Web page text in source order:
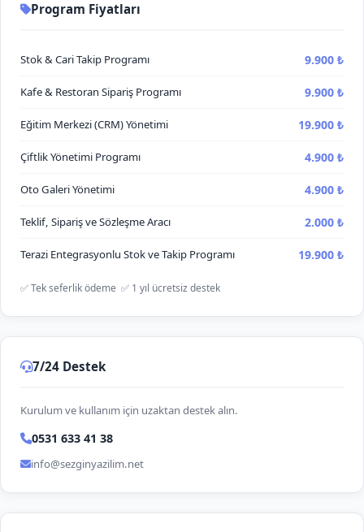
Program Fiyatları
Stok & Cari Takip Programı 9.900 ₺
Kafe & Restoran Sipariş Programı 9.900 ₺
Eğitim Merkezi (CRM) Yönetimi 19.900 ₺
Çiftlik Yönetimi Programı 4.900 ₺
Oto Galeri Yönetimi 4.900 ₺
Teklif, Sipariş ve Sözleşme Aracı 2.000 ₺
Terazi Entegrasyonlu Stok ve Takip Programı 19.900 ₺
✅ Tek seferlik ödeme ✅ 1 yıl ücretsiz destek
7/24 Destek
Kurulum ve kullanım için uzaktan destek alın.
0531 633 41 38
info@sezginyazilim.net